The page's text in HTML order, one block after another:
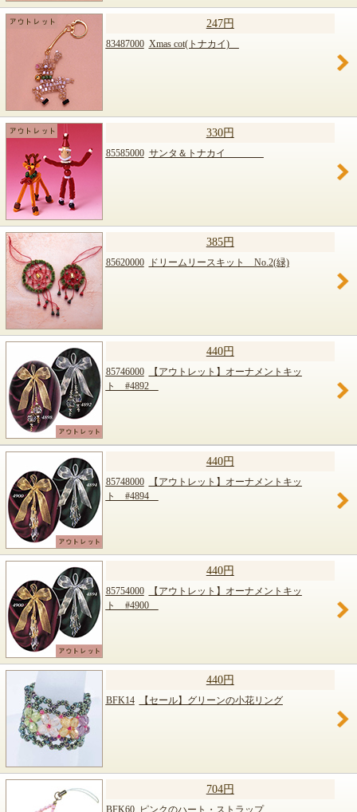
247円
83487000 Xmas cot(トナカイ)
330円
85585000 サンタ＆トナカイ
385円
85620000 ドリームリースキット No.2(緑)
440円
85746000
【アウトレット】オーナメントキッ
ト #4892
440円
85748000
【アウトレット】オーナメントキッ
ト #4894
440円
85754000
【アウトレット】オーナメントキッ
ト #4900
440円
BFK14 【セール】グリーンの小花リング
704円
BFK60 ピンクのハート・ストラップ